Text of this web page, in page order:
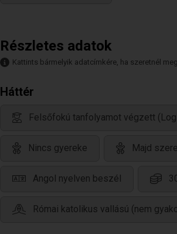
Részletes adatok
Kattints bármelyik adatcímkére, ha szeretnél
Háttér
Felsőfokú tanfolyamot végzett
Nincs gyereke Majd
Angol nyelven beszél
Római katolikus vallású (nem